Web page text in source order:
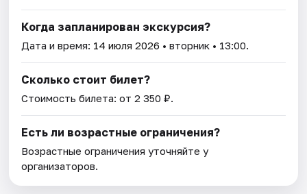
Когда запланирован экскурсия?
Дата и время: 14 июля 2026 • вторник • 13:00.
Сколько стоит билет?
Стоимость билета: от 2 350 ₽.
Есть ли возрастные ограничения?
Возрастные ограничения уточняйте у
организаторов.